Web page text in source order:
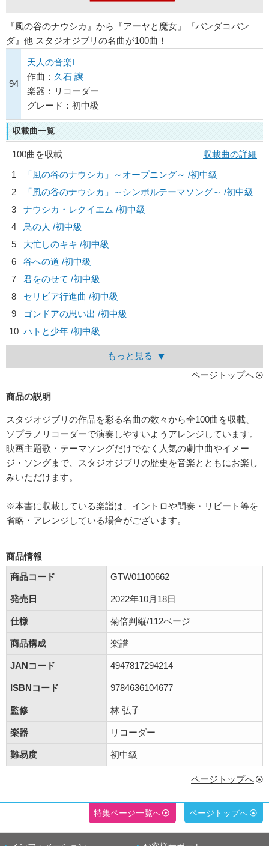
『風の谷のナウシカ』から『アーヤと魔女』『パンダコパン
ダ』他 スタジオジブリの名曲が100曲！
94
天人の音楽I
作曲： 久石 譲
楽器：リコーダー
グレード：初中級
収載曲一覧
100曲を収載
収載曲の詳細
1
「風の谷のナウシカ」～オープニング～ /初中級
2
「風の谷のナウシカ」～シンボルテーマソング～ /初中級
3
ナウシカ・レクイエム /初中級
4
鳥の人 /初中級
5
大忙しのキキ /初中級
6
谷への道 /初中級
7
君をのせて /初中級
8
セリビア行進曲 /初中級
9
ゴンドアの思い出 /初中級
10 ハトと少年 /初中級
もっと見る
ページトップへ
商品の説明
スタジオジブリの作品を彩る名曲の数々から全100曲を収載、
ソプラノリコーダーで演奏しやすいようアレンジしています。
映画主題歌・テーマソングだけでなく人気の劇中曲やイメー
ジ・ソングまで、スタジオジブリの歴史を音楽とともにお楽し
みいただけます。
※本書に収載している楽譜は、イントロや間奏・リピート等を
省略・アレンジしている場合がございます。
商品情報
商品コード
GTW01100662
発売日 2022年10月18日
仕様 菊倍判縦/112ページ
商品構成 楽譜
JANコード 4947817294214
ISBNコード 9784636104677
監修 林 弘子
楽器 リコーダー
難易度 初中級
ページトップへ
特集ページ一覧へ ページトップへ